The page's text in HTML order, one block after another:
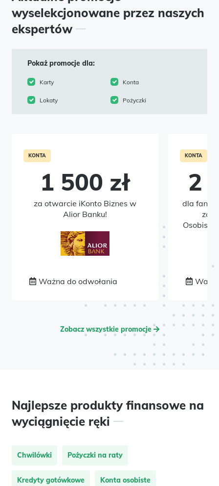
wyselekcjonowane przez naszych
ekspertów
Pokaż promocje dla:
Karty Konta
Lokaty Pożyczki
KONTA
1 500 zł
za otwarcie iKonto Biznes w
Alior Banku!
Ważna do odwołania
KONTA
2
dla
Zobacz wszystkie promocje
Najlepsze produkty finansowe na
wyciągnięcie ręki
Chwilówki Pożyczki na raty
Kredyty gotówkowe Konta osobiste